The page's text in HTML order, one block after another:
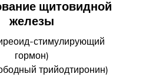
щитовидной
железы
стимулирующий
гормон)
трийодтиронин)